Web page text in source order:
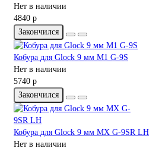
Нет в наличии
4840 р
Закончился
Кобура для Glock 9 мм M1 G-9S
Нет в наличии
5740 р
Закончился
Кобура для Glock 9 мм MX G-9SR LH
Нет в наличии